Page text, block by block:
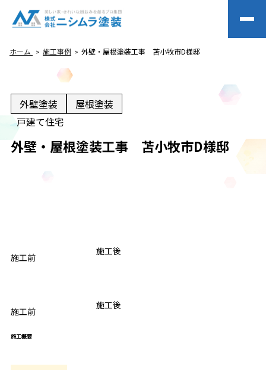
ホーム 施工事例 外壁・屋根塗装工事 苫小牧市D様邸
外壁塗装
屋根塗装
戸建て住宅
外壁・屋根塗装工事 苫小牧市D様邸
施工前
AFTER
施工後
施工前
AFTER
施工後
施工概要